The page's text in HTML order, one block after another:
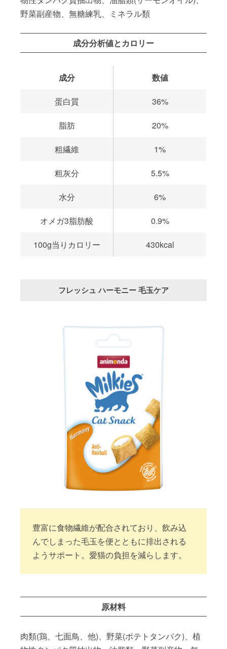
野菜副産物、無糖練乳、ミネラル類
成分分析値とカロリー
成分 数値
蛋白質 36%
脂肪 20%
粗繊維 1%
粗灰分 5.5%
水分 6%
オメガ3脂肪酸 0.9%
100g当りカロリー 430kcal
フレッシュ ハーモニー 毛玉ケア
豊富に食物繊維が配合されており、飲み込
んでしまった毛玉を便とともに排出される
ようサポート。愛猫の負担を減らします。
原材料
肉類(鶏、七面鳥、他)、野菜(ポテトタンパク)、植